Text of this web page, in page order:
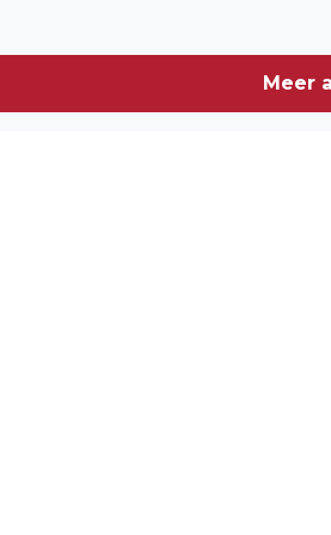
Meer